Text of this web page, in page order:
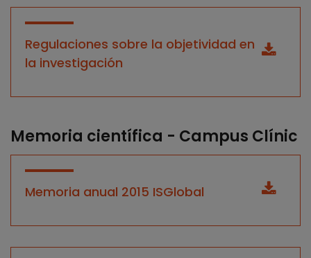
Regulaciones sobre la objetividad en
la investigación
Memoria científica - Campus Clínic
Memoria anual 2015 ISGlobal